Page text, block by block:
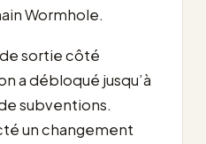
Wormhole.
sortie côté
a débloqué jusqu’à
subventions.
un changement